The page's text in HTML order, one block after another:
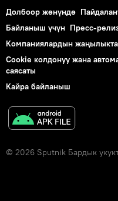
Долбоор жөнүндө
Байланыш үчүн Пресс-
Компаниялардын
Cookie колдонуу жана
саясаты
Кайра байланыш
© 2026 Sputnik Бардык